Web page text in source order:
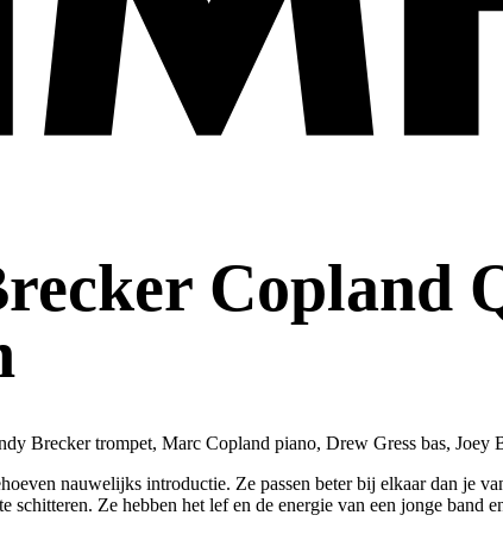
Copland
Brecker trompet, Marc Copland piano, Drew Gress bas, Joey
nauwelijks introductie. Ze passen beter bij elkaar dan je
schitteren. Ze hebben het lef en de energie van een jonge